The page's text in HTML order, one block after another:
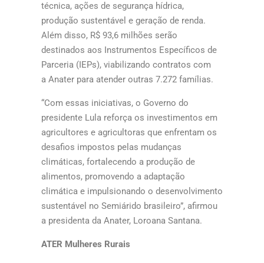
técnica, ações de segurança hídrica,
produção sustentável e geração de renda.
Além disso, R$ 93,6 milhões serão
destinados aos Instrumentos Específicos de
Parceria (IEPs), viabilizando contratos com
a Anater para atender outras 7.272 famílias.
“Com essas iniciativas, o Governo do
presidente Lula reforça os investimentos em
agricultores e agricultoras que enfrentam os
desafios impostos pelas mudanças
climáticas, fortalecendo a produção de
alimentos, promovendo a adaptação
climática e impulsionando o desenvolvimento
sustentável no Semiárido brasileiro”, afirmou
a presidenta da Anater, Loroana Santana.
ATER Mulheres Rurais